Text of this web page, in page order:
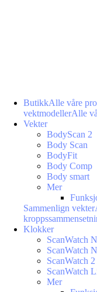
ButikkAlle våre
vektmodellerAlle
Vekter
BodyScan 2
Body Scan
BodyFit
Body Comp
Body smart
Mer
Sammenlign vekter
Klokker
ScanWatch
ScanWatch
ScanWatch 2
ScanWatch
Mer